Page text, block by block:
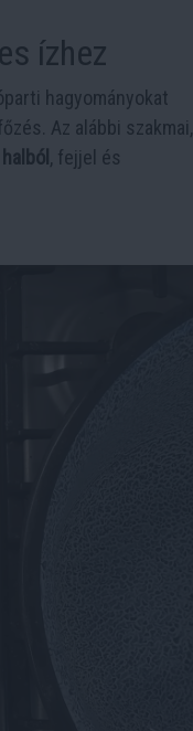
ízhez
hagyományokat
Az alábbi szakmai,
, fejjel és